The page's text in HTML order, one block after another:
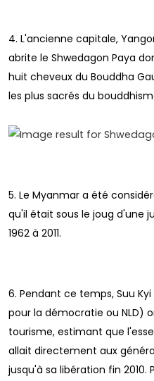
4. L'ancienne capitale,
abrite le Shwedagon Paya
huit cheveux du Bouddha
les plus sacrés du
5. Le Myanmar a été
qu'il était sous le joug d'une
1962 à 2011.
6. Pendant ce temps, Suu
pour la démocratie ou NLD)
tourisme, estimant que
allait directement aux
jusqu'à sa libération fin 2010.